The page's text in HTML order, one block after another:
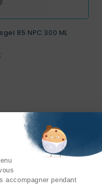
85 NPC 300 ML
accompagner pendant